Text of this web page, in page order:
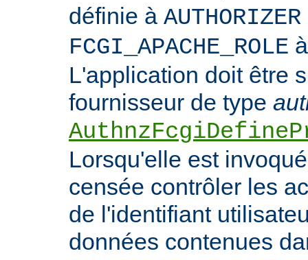
définie à AUTHORIZER
FCGI_APACHE_ROLE
L'application doit être
fournisseur de type
Lorsqu'elle est
censée contrôler les
de l'identifiant
données contenues